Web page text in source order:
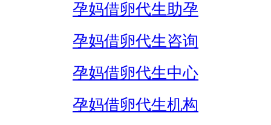
孕妈借卵代生助孕
孕妈借卵代生咨询
孕妈借卵代生中心
孕妈借卵代生机构